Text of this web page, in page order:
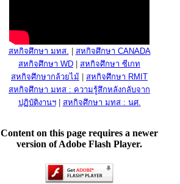
สหกิจศึกษา มทส.
สหกิจศึกษา CANADA
สหกิจศึกษา WD
สหกิจศึกษา ซีเกท
สหกิจศึกษากล้วยไม้
สหกิจศึกษา RMIT
สหกิจศึกษา มทส : ความรู้สึกหลังกลับจาก
ปฏิบัติงานฯ| สหกิจศึกษา มทส : นศ.
Content on this page requires a newer
version of Adobe Flash Player.